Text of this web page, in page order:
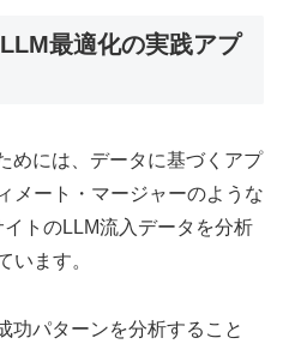
最適化の実践アプ
めには、データに基づくアプ
メート・マージャーのような
トのLLM流入データを分析
います。
功パターンを分析すること